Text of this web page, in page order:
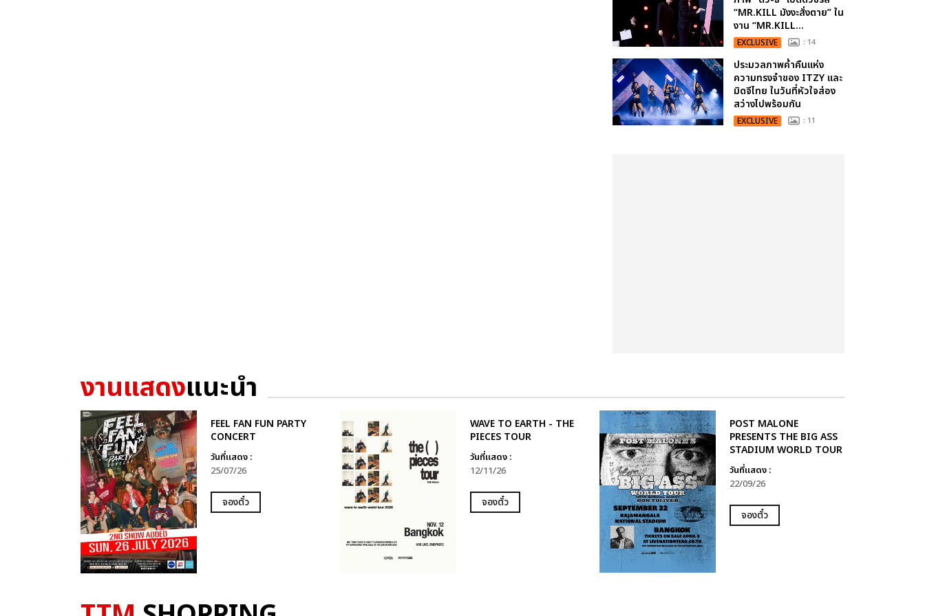
“MR.KILL มังงะสั่งตาย” ใน
งาน “MR.KILL...
EXCLUSIVE : 14
ประมวลภาพค่ำคืนแห่ง
ความทรงจำของ ITZY และ
มิดจีไทย ในวันที่หัวใจส่อง
สว่างไปพร้อมกัน
EXCLUSIVE : 11
งานแสดงแนะนำ
FEEL FAN FUN PARTY
CONCERT
วันที่แสดง :
25/07/26
จองตั๋ว
WAVE TO EARTH - THE
PIECES TOUR
วันที่แสดง :
12/11/26
จองตั๋ว
POST MALONE
PRESENTS THE BIG ASS
STADIUM WORLD TOUR
วันที่แสดง :
22/09/26
จองตั๋ว